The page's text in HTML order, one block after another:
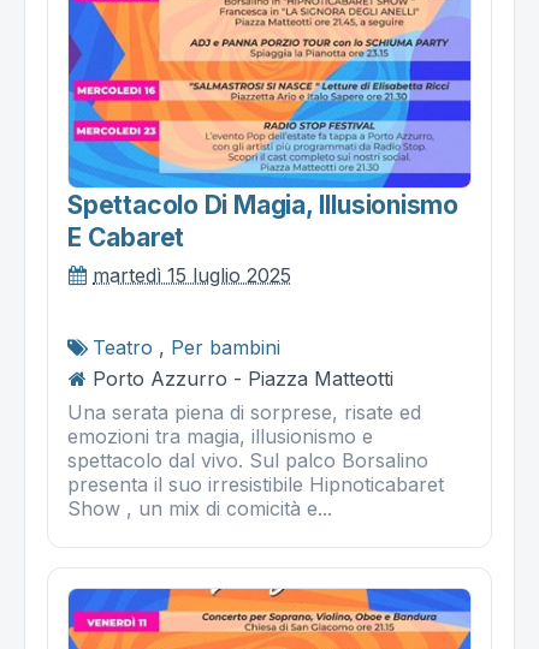
Spettacolo Di Magia, Illusionismo
E Cabaret
martedì 15 luglio 2025
Teatro , Per bambini
Porto Azzurro - Piazza Matteotti
Una serata piena di sorprese, risate ed
emozioni tra magia, illusionismo e
spettacolo dal vivo. Sul palco Borsalino
presenta il suo irresistibile Hipnoticabaret
Show , un mix di comicità e...